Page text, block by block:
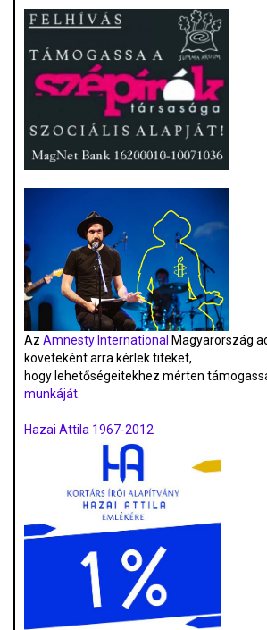
Az Amnesty International Magyarország
követeként arra kérlek titeket,
hogy lehetőségeitekhez mérten
munkáját.
Hazai Attila 1967-2012